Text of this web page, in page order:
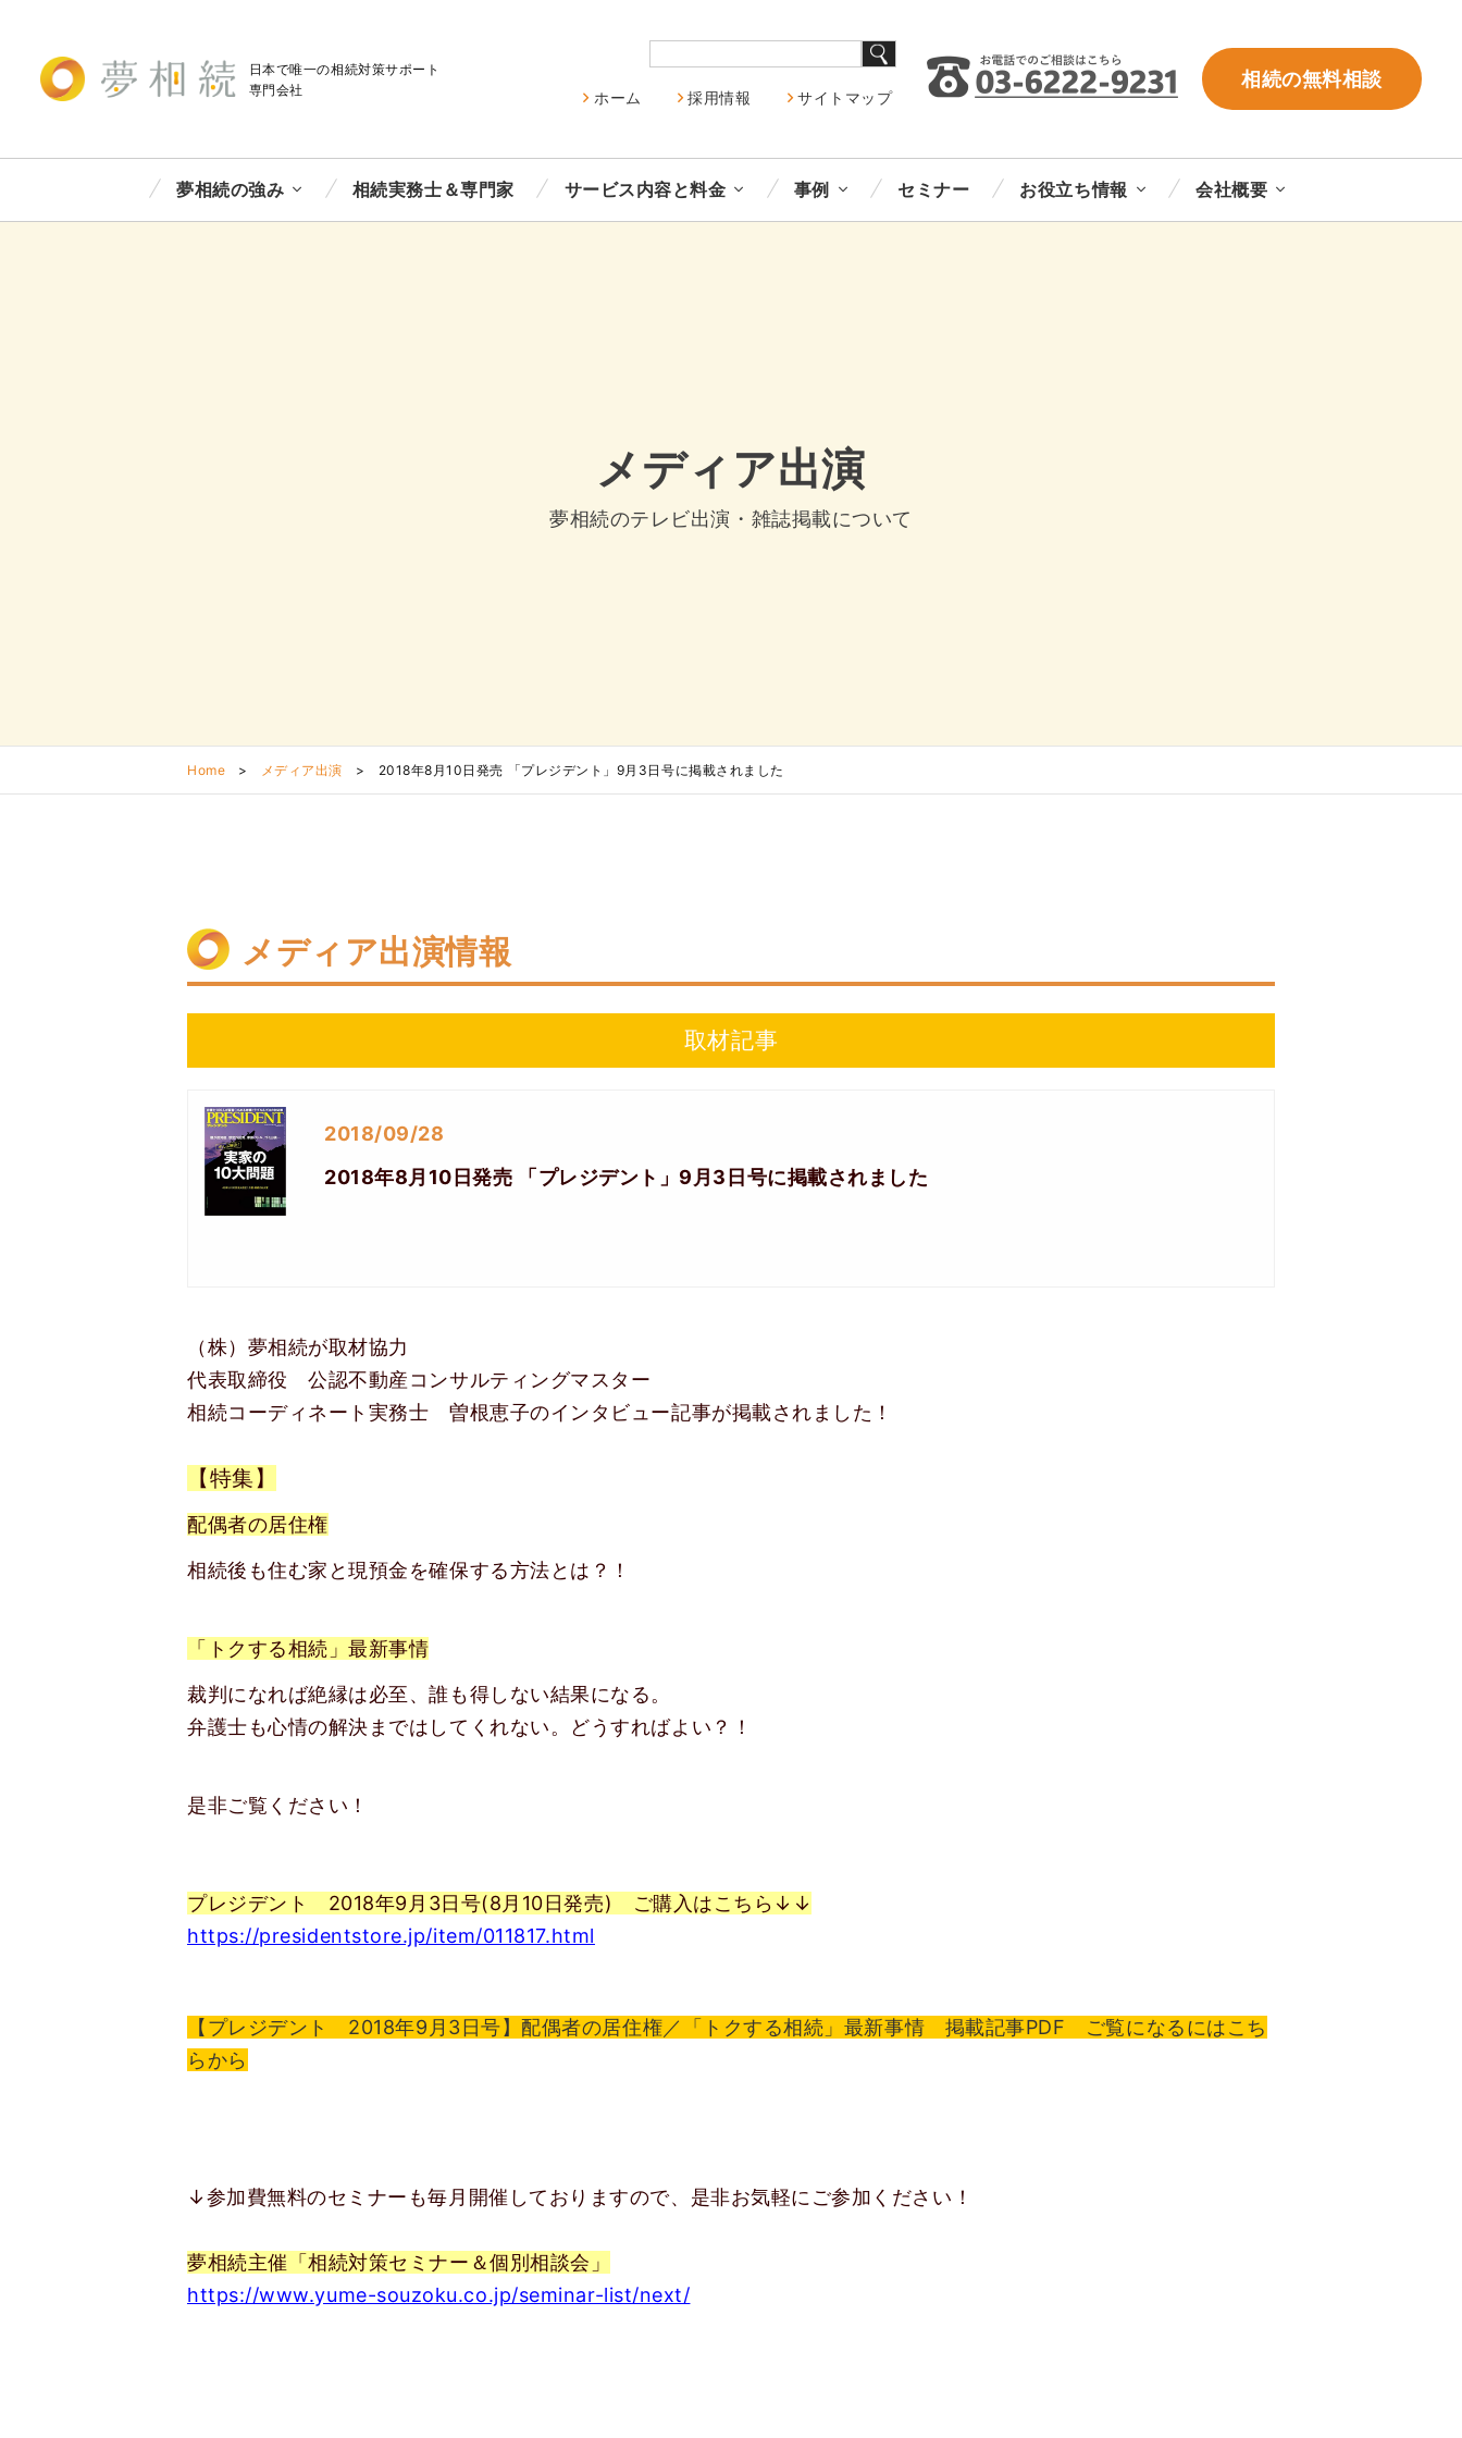
日本で唯一の相続対策サポート
専門会社
ホーム 採用情報 サイトマップ
相続の無料相談
夢相続の強み 相続実務士＆専門家 サービス内容と料金 事例 セミナー お役立ち情報 会社概要
メディア出演
夢相続のテレビ出演・雑誌掲載について
Home > メディア出演 > 2018年8月10日発売 「プレジデント」9月3日号に掲載されました
メディア出演情報
取材記事
2018/09/28
2018年8月10日発売 「プレジデント」9月3日号に掲載されました
（株）夢相続が取材協力
代表取締役 公認不動産コンサルティングマスター
相続コーディネート実務士 曽根恵子のインタビュー記事が掲載されました！
【特集】
配偶者の居住権
相続後も住む家と現預金を確保する方法とは？！
「トクする相続」最新事情
裁判になれば絶縁は必至、誰も得しない結果になる。
弁護士も心情の解決まではしてくれない。どうすればよい？！
是非ご覧ください！
プレジデント 2018年9月3日号(8月10日発売) ご購入はこちら↓↓
https://presidentstore.jp/item/011817.html
【プレジデント 2018年9月3日号】配偶者の居住権／「トクする相続」最新事情 掲載記事PDF ご覧になるにはこち
らから
↓参加費無料のセミナーも毎月開催しておりますので、是非お気軽にご参加ください！
夢相続主催「相続対策セミナー＆個別相談会」
https://www.yume-souzoku.co.jp/seminar-list/next/